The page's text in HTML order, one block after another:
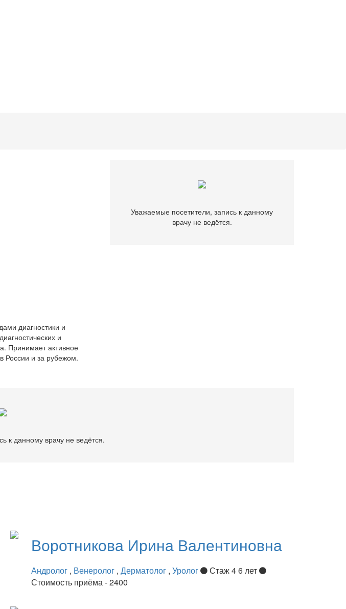
диагностики и
и
Принимает активное
России и за рубежом.
Уважаемые посетители, запись к данному
врачу не ведётся.
к данному врачу не ведётся.
Воротникова Ирина Валентиновна
Андролог , Венеролог , Дерматолог , Уролог
Стаж 4 6 лет
Стоимость приёма - 2400